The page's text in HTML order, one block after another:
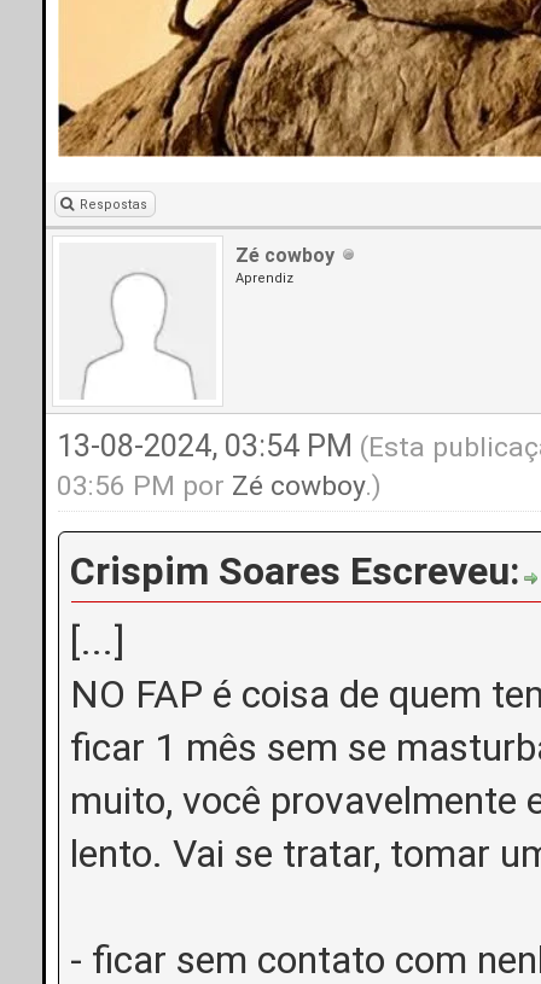
Respostas
Zé cowboy
Aprendiz
13-08-2024, 03:54 PM (Esta
03:56 PM por Zé cowboy.)
Crispim Soares Escreveu:
[...]
NO FAP é coisa de quem
ficar 1 mês sem se
muito, você provavelmente
lento. Vai se tratar, tomar
- ficar sem contato com